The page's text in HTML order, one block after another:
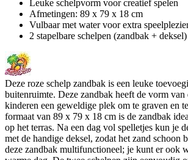
Leuke schelpvorm voor creatief spelen
Afmetingen: 89 x 79 x 18 cm
Vulbaar met water voor extra
2 stapelbare schelpen (zandbak + deksel)
Deze roze schelp zandbak is een leuke
buitenruimte. Deze zandbak heeft de vorm van
kinderen een geweldige plek om te graven en
formaat van 89 x 79 x 18 cm is de zandbak
op het terras. Na een dag vol spelletjes kun je
met de handige deksel, zodat het zand schoon
deze zandbak multifunctioneel; je kunt er ook